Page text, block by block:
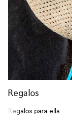
Regalos
Regalos para ella